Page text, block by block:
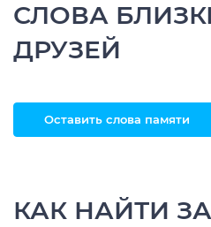
СЛОВА
ДРУЗЕЙ
Оставить слова памяти
КАК НАЙТИ